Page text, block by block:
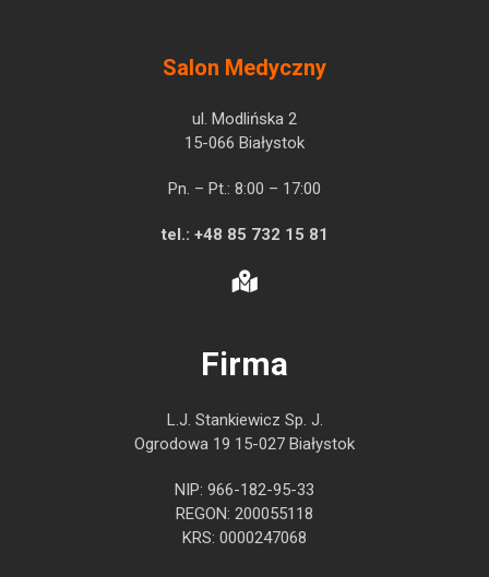
Salon Medyczny
ul. Modlińska 2
15-066 Białystok
Pn. – Pt.: 8:00 – 17:00
tel.: +48 85 732 15 81
Firma
L.J. Stankiewicz Sp. J.
Ogrodowa 19 15-027 Białystok
NIP: 966-182-95-33
REGON: 200055118
KRS: 0000247068